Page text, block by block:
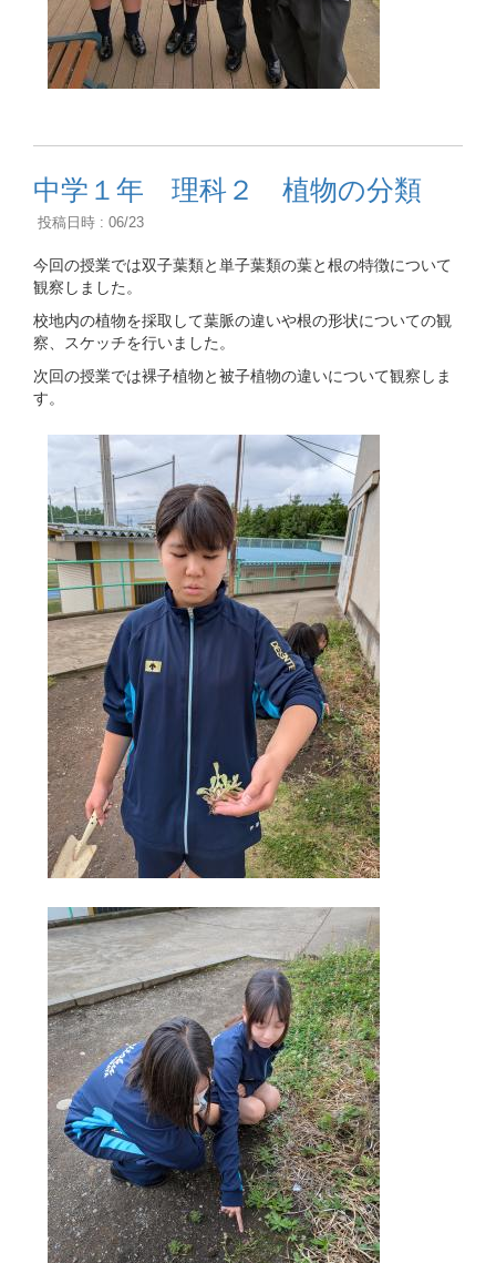
中学１年 理科２ 植物の分類
投稿日時 : 06/23
今回の授業では双子葉類と単子葉類の葉と根の特徴について
観察しました。
校地内の植物を採取して葉脈の違いや根の形状についての観
察、スケッチを行いました。
次回の授業では裸子植物と被子植物の違いについて観察しま
す。